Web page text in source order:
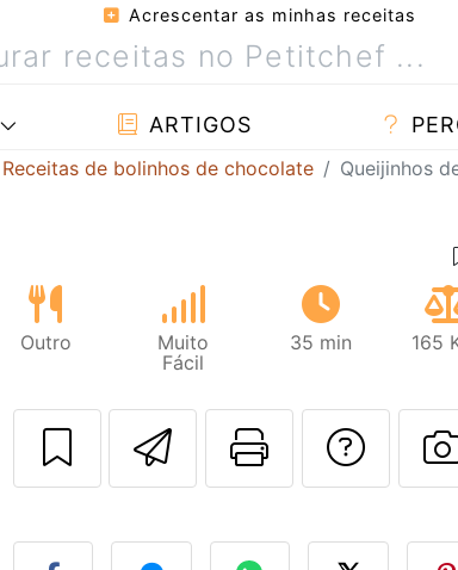
Acrescentar as minhas receitas
ARTIGOS
Receitas de bolinhos de chocolate Queijinhos
Outro
Muito
Fácil
35 min 165
Enviar esta
Imprima